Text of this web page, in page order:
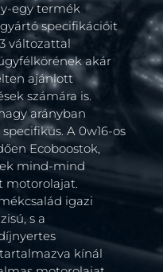
egy termék
specifikációit
változattal
akár
ajánlott
számára is.
arányban
A 0w16-os
Ecoboostok,
ek mind-mind
motorolajat.
igazi
s a
kínál